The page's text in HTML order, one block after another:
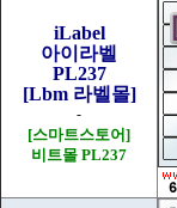
iLabel
아이라벨
PL237
[Lbm 라벨몰]
-
[스마트스토어]
비트몰 PL237